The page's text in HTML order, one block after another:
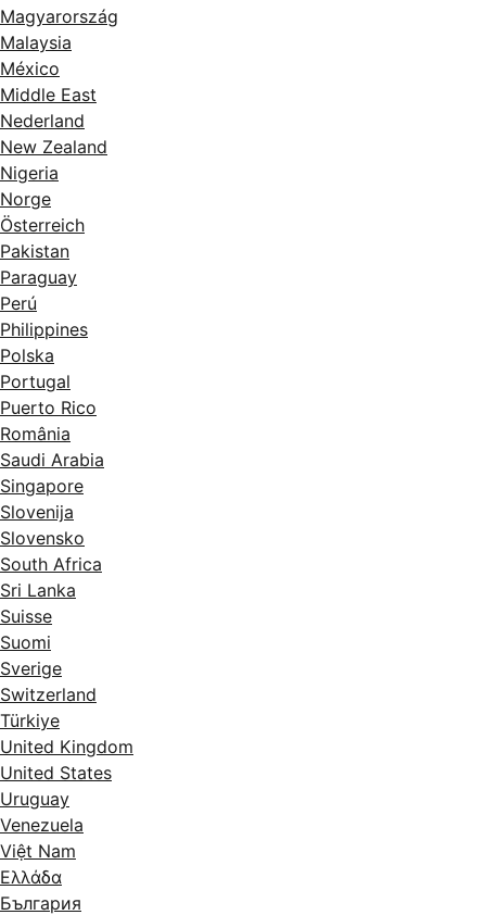
Magyarország
Malaysia
México
Middle East
Nederland
New Zealand
Nigeria
Norge
Österreich
Pakistan
Paraguay
Perú
Philippines
Polska
Portugal
Puerto Rico
România
Saudi Arabia
Singapore
Slovenija
Slovensko
South Africa
Sri Lanka
Suisse
Suomi
Sverige
Switzerland
Türkiye
United Kingdom
United States
Uruguay
Venezuela
Việt Nam
Ελλάδα
България